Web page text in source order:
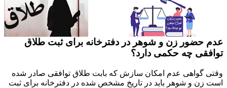
عدم حضور زن و شوهر در دفترخانه برای ثبت طلاق
توافقی چه حکمی دارد؟
وقتی گواهی عدم امکان سازش که بابت طلاق توافقی صادر شده
است زن و شوهر باید در تاریخ مشخص شده در دفترخانه برای ثبت